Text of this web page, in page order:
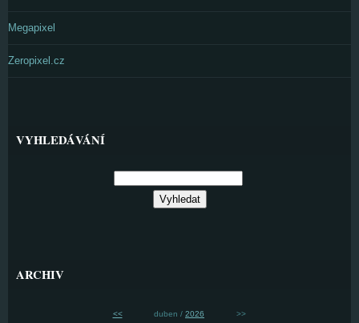
Megapixel
Zeropixel.cz
VYHLEDÁVÁNÍ
ARCHIV
<< duben / 2026 >>